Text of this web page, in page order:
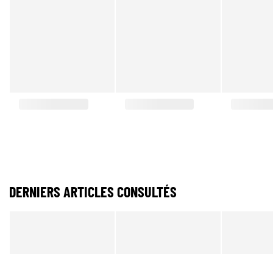
DERNIERS ARTICLES CONSULTÉS